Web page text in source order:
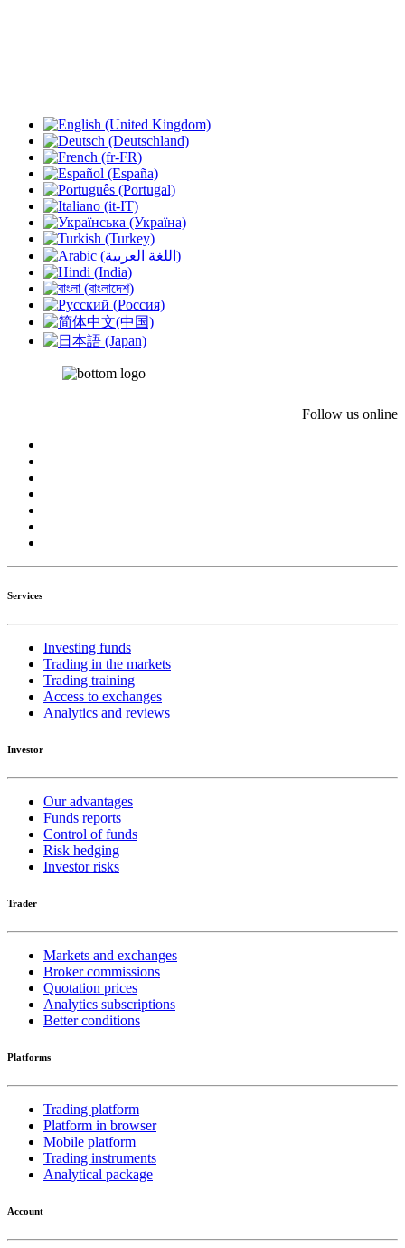
Follow us online
Services
Investing funds
Trading in the markets
Trading training
Access to exchanges
Analytics and reviews
Investor
Our advantages
Funds reports
Control of funds
Risk hedging
Investor risks
Trader
Markets and exchanges
Broker commissions
Quotation prices
Analytics subscriptions
Better conditions
Platforms
Trading platform
Platform in browser
Mobile platform
Trading instruments
Analytical package
Account